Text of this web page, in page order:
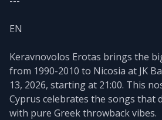
EN
Keravnovolos Erotas brings the
from 1990-2010 to Nicosia at JK
13, 2026, starting at 21:00. This
Cyprus celebrates the songs that
with pure Greek throwback vibes.